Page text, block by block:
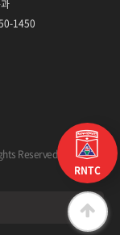
RNTC
1450
Reserved.